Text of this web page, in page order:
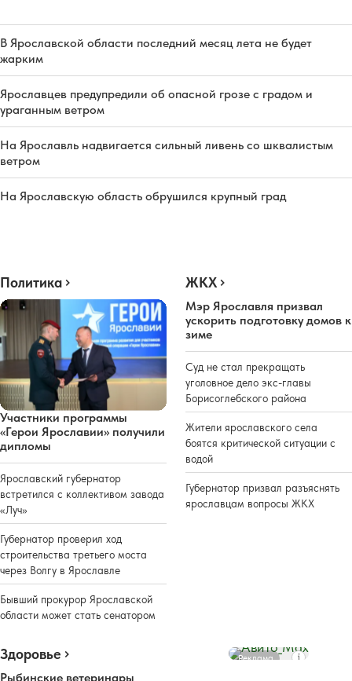
В Ярославской области последний месяц лета не будет
жарким
Ярославцев предупредили об опасной грозе с градом и
ураганным ветром
На Ярославль надвигается сильный ливень со шквалистым
ветром
На Ярославскую область обрушился крупный град
Политика
Участники программы
«Герои Ярославии» получили
дипломы
Ярославский губернатор
встретился с коллективом завода
«Луч»
Губернатор проверил ход
строительства третьего моста
через Волгу в Ярославле
Бывший прокурор Ярославской
области может стать сенатором
ЖКХ
Мэр Ярославля призвал
ускорить подготовку домов к
зиме
Суд не стал прекращать
уголовное дело экс-главы
Борисоглебского района
Жители ярославского села
боятся критической ситуации с
водой
Губернатор призвал разъяснять
ярославцам вопросы ЖКХ
Здоровье
Рыбинские ветеринары
Реклама